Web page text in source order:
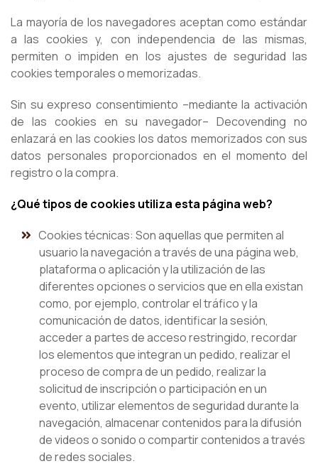
La mayoría de los navegadores aceptan como estándar
a las cookies y, con independencia de las mismas,
permiten o impiden en los ajustes de seguridad las
cookies temporales o memorizadas.
Sin su expreso consentimiento –mediante la activación
de las cookies en su navegador– Decovending no
enlazará en las cookies los datos memorizados con sus
datos personales proporcionados en el momento del
registro o la compra.
¿Qué tipos de cookies utiliza esta página web?
Cookies técnicas: Son aquellas que permiten al
usuario la navegación a través de una página web,
plataforma o aplicación y la utilización de las
diferentes opciones o servicios que en ella existan
como, por ejemplo, controlar el tráfico y la
comunicación de datos, identificar la sesión,
acceder a partes de acceso restringido, recordar
los elementos que integran un pedido, realizar el
proceso de compra de un pedido, realizar la
solicitud de inscripción o participación en un
evento, utilizar elementos de seguridad durante la
navegación, almacenar contenidos para la difusión
de videos o sonido o compartir contenidos a través
de redes sociales.